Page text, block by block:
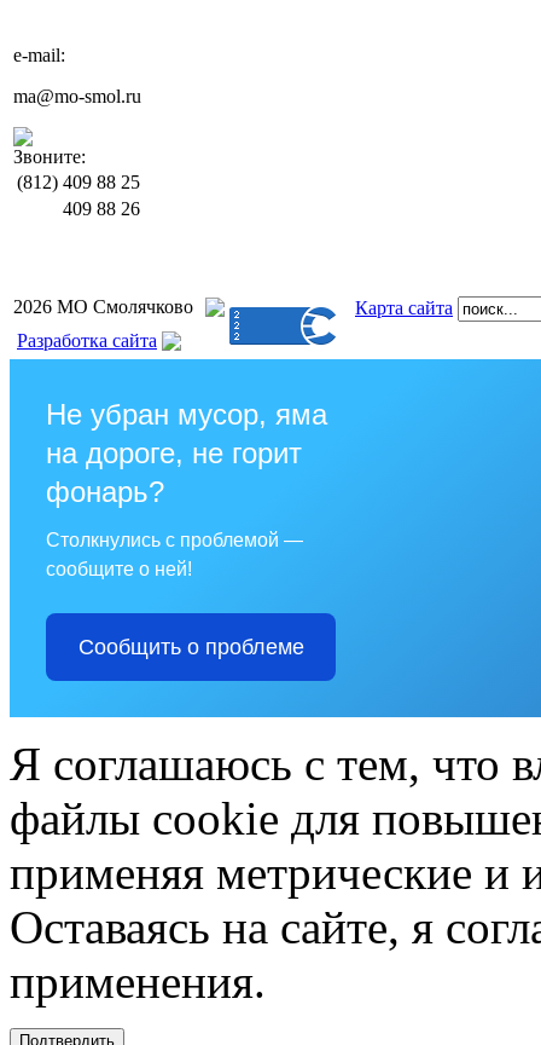
e-mail:
ma@mo-smol.ru
Звоните:
(812) 409 88 25
409 88 26
2026 МО Смолячково
Карта сайта
Разработка сайта
Не убран мусор, яма
на дороге, не горит
фонарь?
Столкнулись с проблемой —
сообщите о ней!
Сообщить о проблеме
Я соглашаюсь с тем, что
файлы cookie для
применяя метрические и
Оставаясь на сайте, я
применения.
Подтвердить